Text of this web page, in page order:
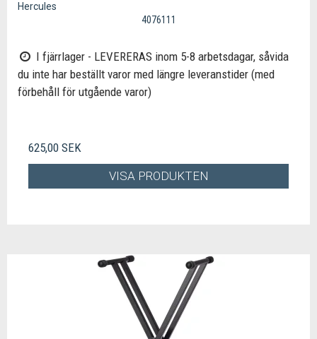
Hercules
4076111
I fjärrlager - LEVERERAS inom 5-8 arbetsdagar, såvida
du inte har beställt varor med längre leveranstider (med
förbehåll för utgående varor)
625,00 SEK
VISA PRODUKTEN